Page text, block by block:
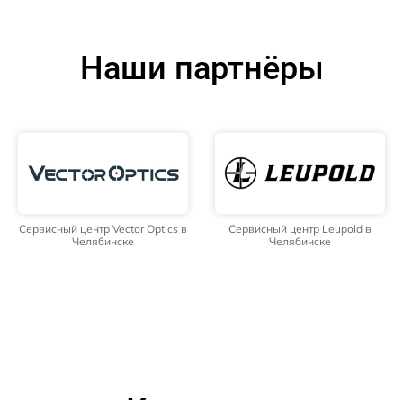
Наши партнёры
Сервисный центр Vector Optics в
Челябинске
Сервисный центр Leupold в
Челябинске